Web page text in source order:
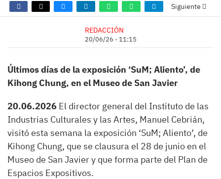
Siguiente
REDACCIÓN
20/06/26 - 11:15
Últimos días de la exposición ‘SuM; Aliento’, de
Kihong Chung, en el Museo de San Javier
20.06.2026 El director general del Instituto de las
Industrias Culturales y las Artes, Manuel Cebrián,
visitó esta semana la exposición ‘SuM; Aliento’, de
Kihong Chung, que se clausura el 28 de junio en el
Museo de San Javier y que forma parte del Plan de
Espacios Expositivos.